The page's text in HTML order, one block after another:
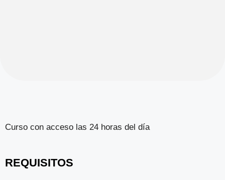
Curso con acceso las 24 horas del día
REQUISITOS